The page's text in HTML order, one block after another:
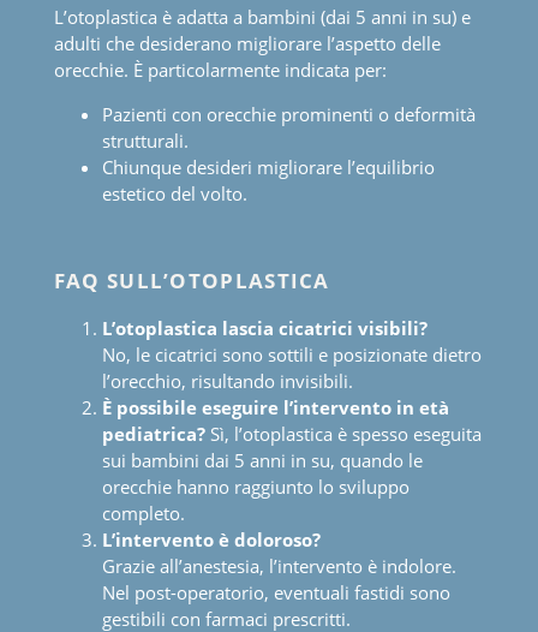
L’otoplastica è adatta a bambini (dai 5 anni in su) e
adulti che desiderano migliorare l’aspetto delle
orecchie. È particolarmente indicata per:
Pazienti con orecchie prominenti o deformità
strutturali.
Chiunque desideri migliorare l’equilibrio
estetico del volto.
FAQ SULL’OTOPLASTICA
L’otoplastica lascia cicatrici visibili?
No, le cicatrici sono sottili e posizionate dietro
l’orecchio, risultando invisibili.
È possibile eseguire l’intervento in età
pediatrica? Sì, l’otoplastica è spesso eseguita
sui bambini dai 5 anni in su, quando le
orecchie hanno raggiunto lo sviluppo
completo.
L’intervento è doloroso?
Grazie all’anestesia, l’intervento è indolore.
Nel post-operatorio, eventuali fastidi sono
gestibili con farmaci prescritti.